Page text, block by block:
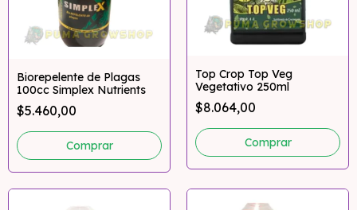
Biorepelente de Plagas
100cc Simplex Nutrients
$5.460,00
Top Crop Top Veg
Vegetativo 250ml
$8.064,00